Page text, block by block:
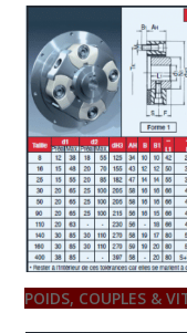
POIDS, COUPLES &